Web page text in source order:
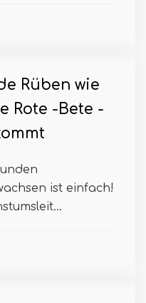
Rüben wie
Rote -Bete -
ist einfach!